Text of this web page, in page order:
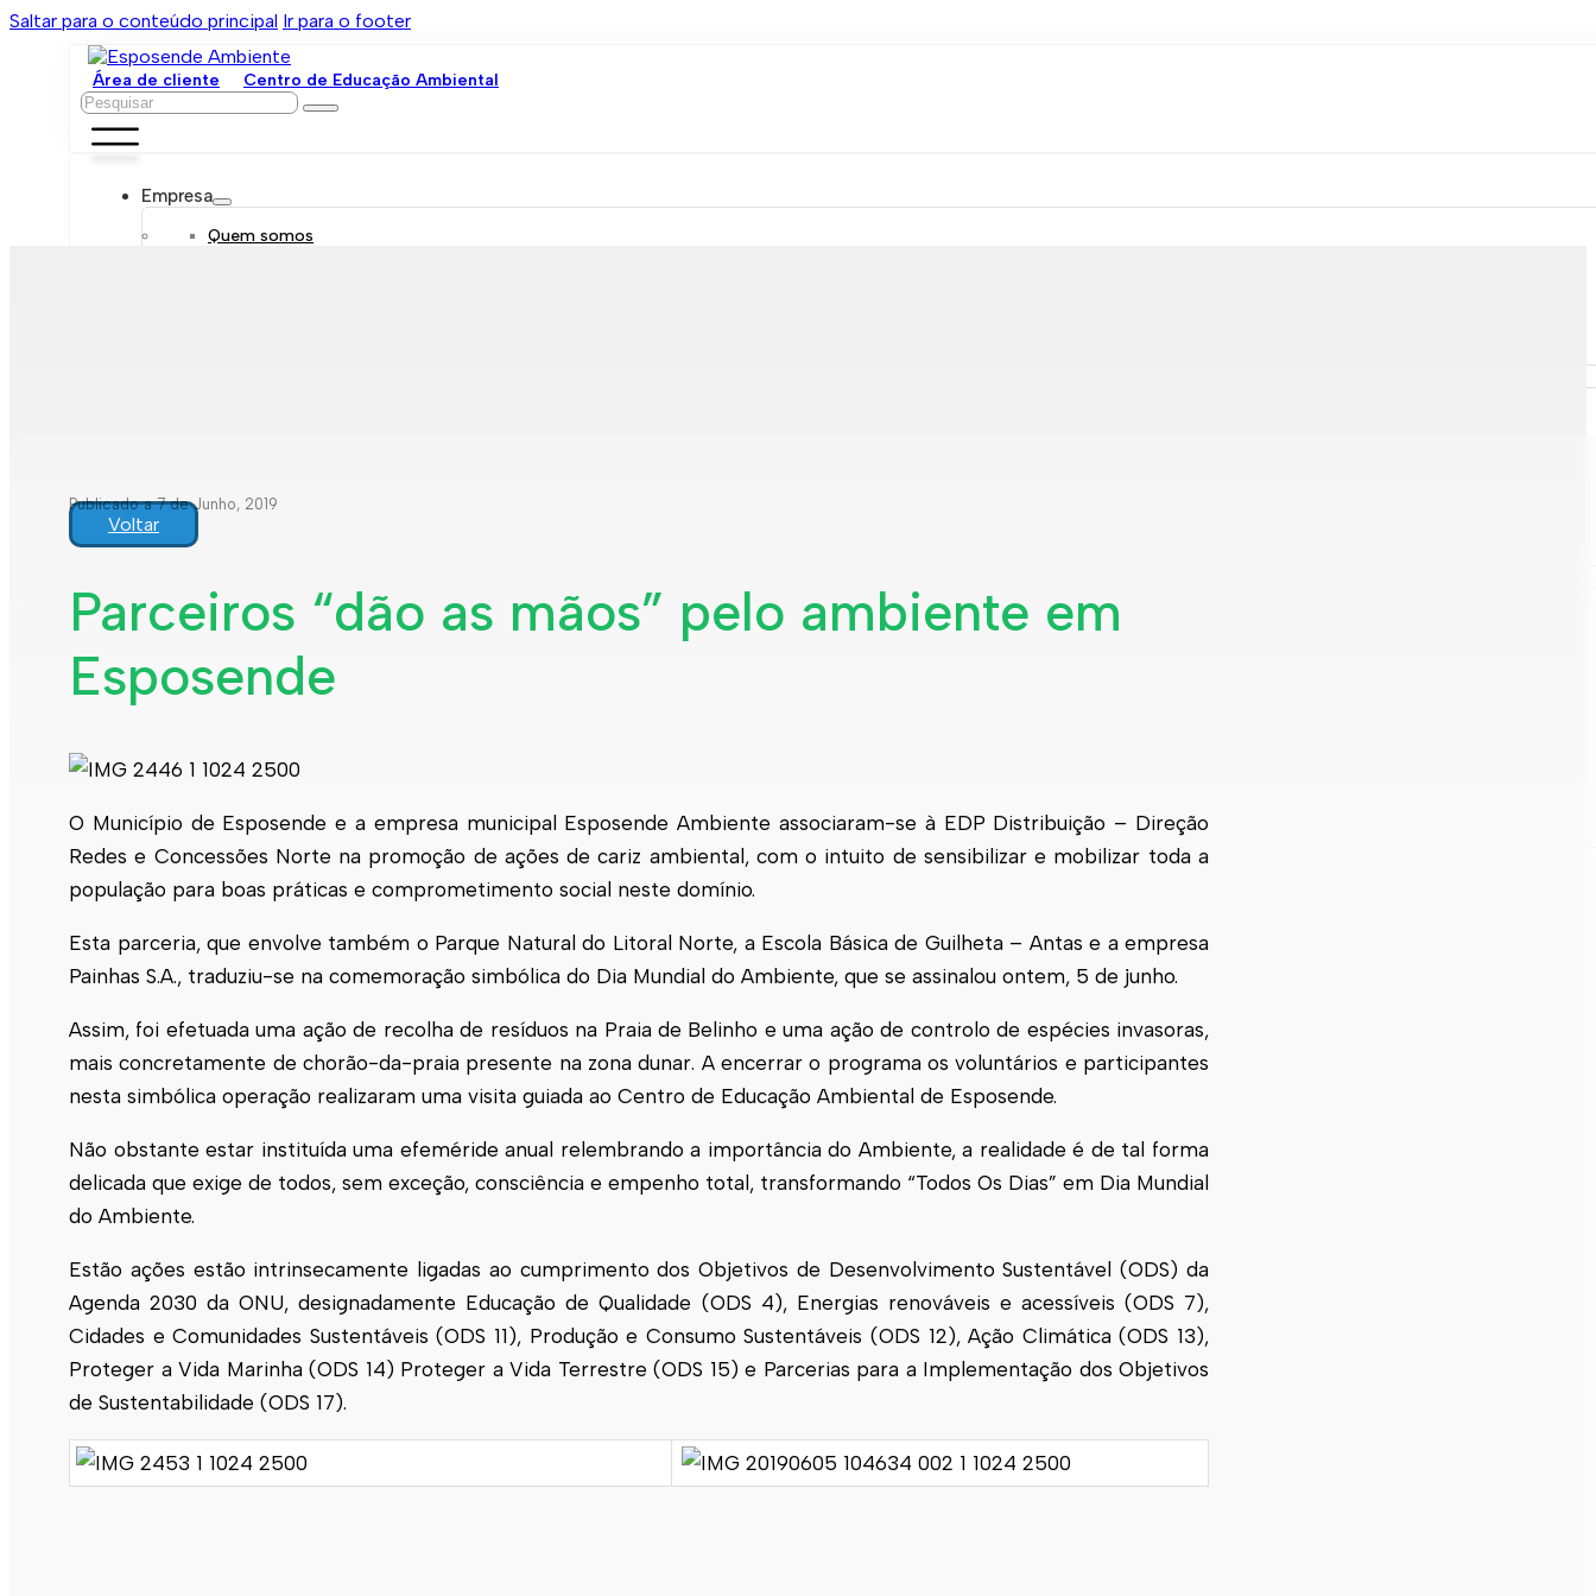
Saltar para o conteúdo principal Ir para o footer
Área de cliente Centro de Educação Ambiental
Pesquisar
Empresa
Quem somos
Recolha de resíduos
Comunicação de leituras
Rede de abastecimento de água
Rede de águas residuais
Rede de águas pluviais
Limpeza urbana
Gestão de resíduos
Empreitadas
Fontanários
Indicadores ERSAR
Qualidade da água
Contactos
Publicado a 7 de Junho, 2019
Voltar
Parceiros “dão as mãos” pelo ambiente em
Esposende
O Município de Esposende e a empresa municipal Esposende Ambiente associaram-se à EDP Distribuição – Direção
Redes e Concessões Norte na promoção de ações de cariz ambiental, com o intuito de sensibilizar e mobilizar toda a
população para boas práticas e comprometimento social neste domínio.
Esta parceria, que envolve também o Parque Natural do Litoral Norte, a Escola Básica de Guilheta – Antas e a empresa
Painhas S.A., traduziu-se na comemoração simbólica do Dia Mundial do Ambiente, que se assinalou ontem, 5 de junho.
Assim, foi efetuada uma ação de recolha de resíduos na Praia de Belinho e uma ação de controlo de espécies invasoras,
mais concretamente de chorão-da-praia presente na zona dunar. A encerrar o programa os voluntários e participantes
nesta simbólica operação realizaram uma visita guiada ao Centro de Educação Ambiental de Esposende.
Não obstante estar instituída uma efeméride anual relembrando a importância do Ambiente, a realidade é de tal forma
delicada que exige de todos, sem exceção, consciência e empenho total, transformando “Todos Os Dias” em Dia Mundial
do Ambiente.
Estão ações estão intrinsecamente ligadas ao cumprimento dos Objetivos de Desenvolvimento Sustentável (ODS) da
Agenda 2030 da ONU, designadamente Educação de Qualidade (ODS 4), Energias renováveis e acessíveis (ODS 7),
Cidades e Comunidades Sustentáveis (ODS 11), Produção e Consumo Sustentáveis (ODS 12), Ação Climática (ODS 13),
Proteger a Vida Marinha (ODS 14) Proteger a Vida Terrestre (ODS 15) e Parcerias para a Implementação dos Objetivos
de Sustentabilidade (ODS 17).